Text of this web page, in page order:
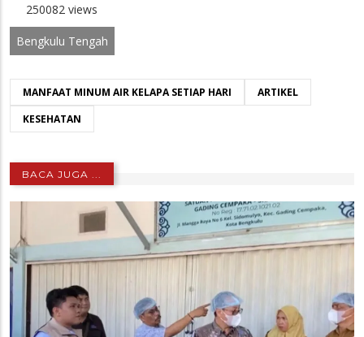
250082 views
Bengkulu Tengah
MANFAAT MINUM AIR KELAPA SETIAP HARI
ARTIKEL
KESEHATAN
BACA JUGA ...